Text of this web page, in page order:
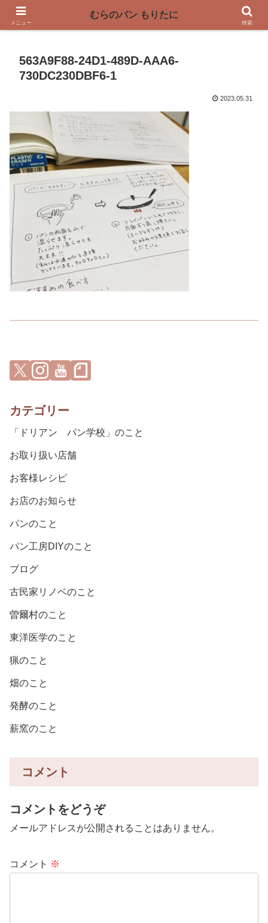
〜奈良県曽爾村の薪窯パン屋〜
563A9F88-24D1-489D-AAA6-
730DC230DBF6-1
2023.05.31
カテゴリー
「ドリアン パン学校」のこと
お取り扱い店舗
お客様レシピ
お店のお知らせ
パンのこと
パン工房DIYのこと
ブログ
古民家リノベのこと
曽爾村のこと
東洋医学のこと
猟のこと
畑のこと
発酵のこと
薪窯のこと
コメント
コメントをどうぞ
メールアドレスが公開されることはありません。
コメント ※
メニュー
むらのパン もりたに
検索